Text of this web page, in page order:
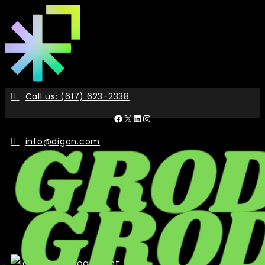
to
content
Call us: (617) 623-2338
Facebook
X LinkedIn
Instagram
info@digon.com